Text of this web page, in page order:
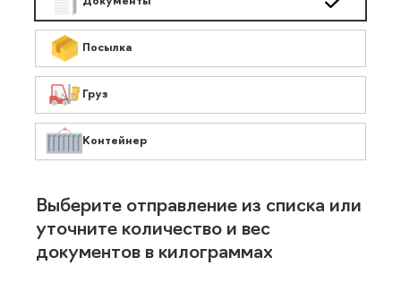
Посылка
Груз
Контейнер
Выберите отправление из списка или
уточните количество и вес
документов в килограммах